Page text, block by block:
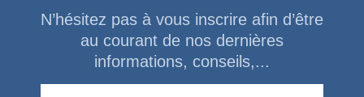
N’hésitez pas à vous inscrire afin d’être
au courant de nos dernières
informations, conseils,...